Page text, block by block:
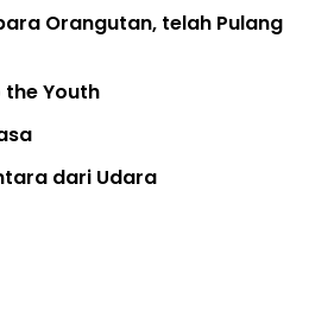
Jadi Episentrum Baru